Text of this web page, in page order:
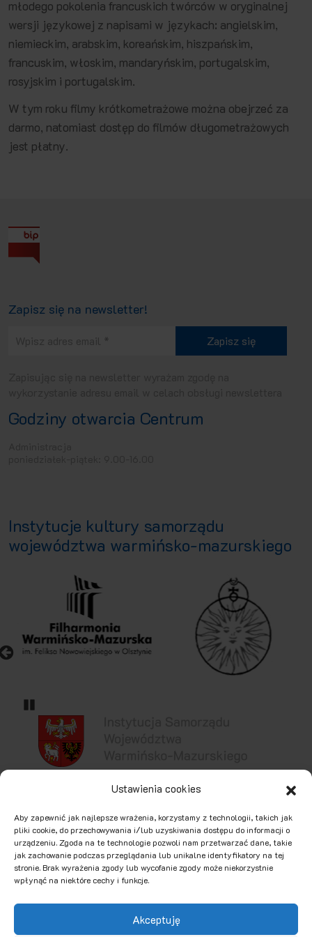
Ustawienia cookies
Aby zapewnić jak najlepsze wrażenia, korzystamy z technologii, takich jak
pliki cookie, do przechowywania i/lub uzyskiwania dostępu do informacji o
urządzeniu. Zgoda na te technologie pozwoli nam przetwarzać dane, takie
jak zachowanie podczas przeglądania lub unikalne identyfikatory na tej
stronie. Brak wyrażenia zgody lub wycofanie zgody może niekorzystnie
wpłynąć na niektóre cechy i funkcje.
Akceptuję
młodego pokolenia francuskich twórców w oryginalnej
wersji językowej z napisami w językach: angielskim,
niemieckim, arabskim, koreańskim, hiszpańskim,
francuskim, włoskim, mandaryńskim, portugalskim,
rosyjskim i portugalskim.
W tym roku filmy krótkometrażowe można obejrzeć za
darmo, natomiast dostęp do filmów długometrażowych
jest płatny.
Zapisz się na newsletter!
Godziny otwarcia Centrum
Instytucje kultury samorządu
województwa warmińsko-mazurskiego
zastrzeżone.
Ułatwienia dostępności (WCAG)